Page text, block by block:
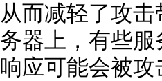
从而减轻了攻
务器上，有些
响应可能会被